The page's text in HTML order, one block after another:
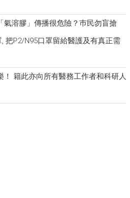
氣溶膠」傳播很危險？巿民勿盲搶
把P​2/N95口罩留給醫護及有真正需
！ 籍此亦向所有醫務工作者和科研人